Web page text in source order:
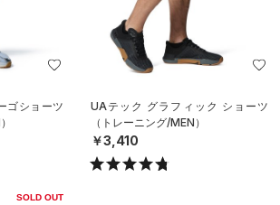
ゴショーツ
SOLD OUT
UAテック グラフィック ショーツ
（トレーニング/MEN）
￥3,410